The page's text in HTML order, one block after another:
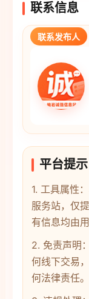
联系信息
联系发布人
平台提示
1. 工具属性
服务站，仅
有信息均由
2. 免责声明
何线下交易
何法律责任。